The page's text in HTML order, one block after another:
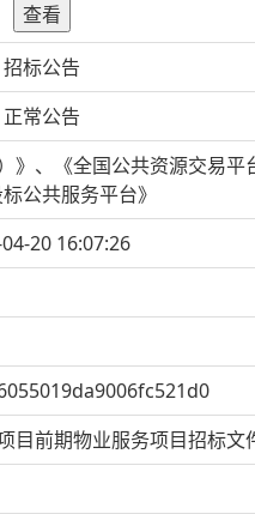
查看
招标公告
正常公告
》、《全国公共资源交易
公共服务平台》
20 16:07:26
目前期物业服务项目招标文